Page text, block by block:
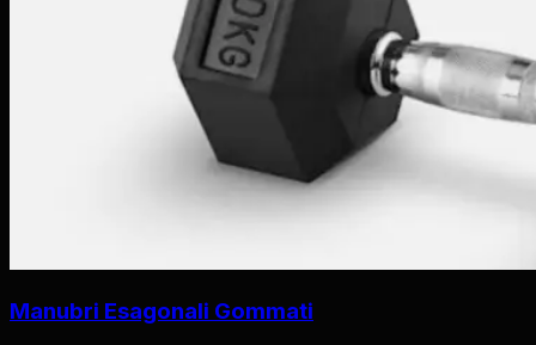
Manubri Esagonali Gommati